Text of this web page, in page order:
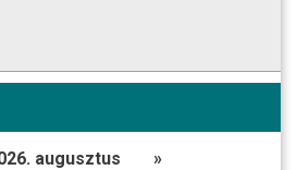
augusztus
»